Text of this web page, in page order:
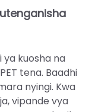
ya kuosha na
tena. Baadhi
nyingi. Kwa
vipande vya